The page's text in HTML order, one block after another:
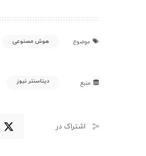
موضوع هوش مصنوعی
منبع دیتاسنتر نیوز
اشتراک در